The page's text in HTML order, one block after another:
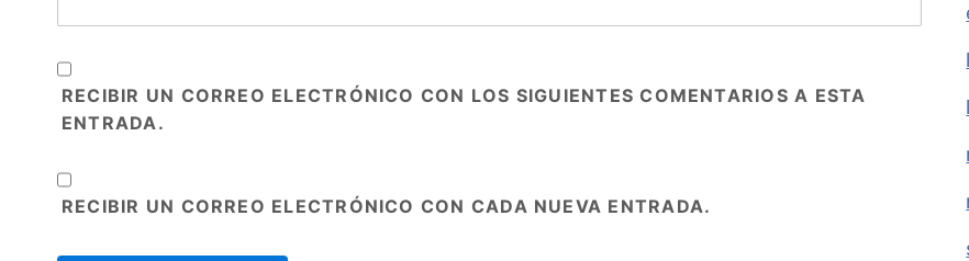
RECIBIR UN CORREO ELECTRÓNICO CON LOS SIGUIENTES COMENTARIOS A ESTA
ENTRADA.
RECIBIR UN CORREO ELECTRÓNICO CON CADA NUEVA ENTRADA.